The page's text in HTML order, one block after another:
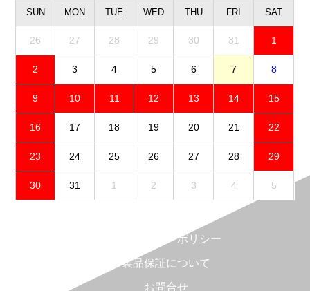
SUN MON TUE WED THU FRI SAT
26 27 28 29 30 31 1
2 3 4 5 6 7 8
9 10 11 12 13 14 15
16 17 18 19 20 21 22
23 24 25 26 27 28 29
30 31 1 2 3 4 5
プライバシーポリシー
製品保証について
お問合せ